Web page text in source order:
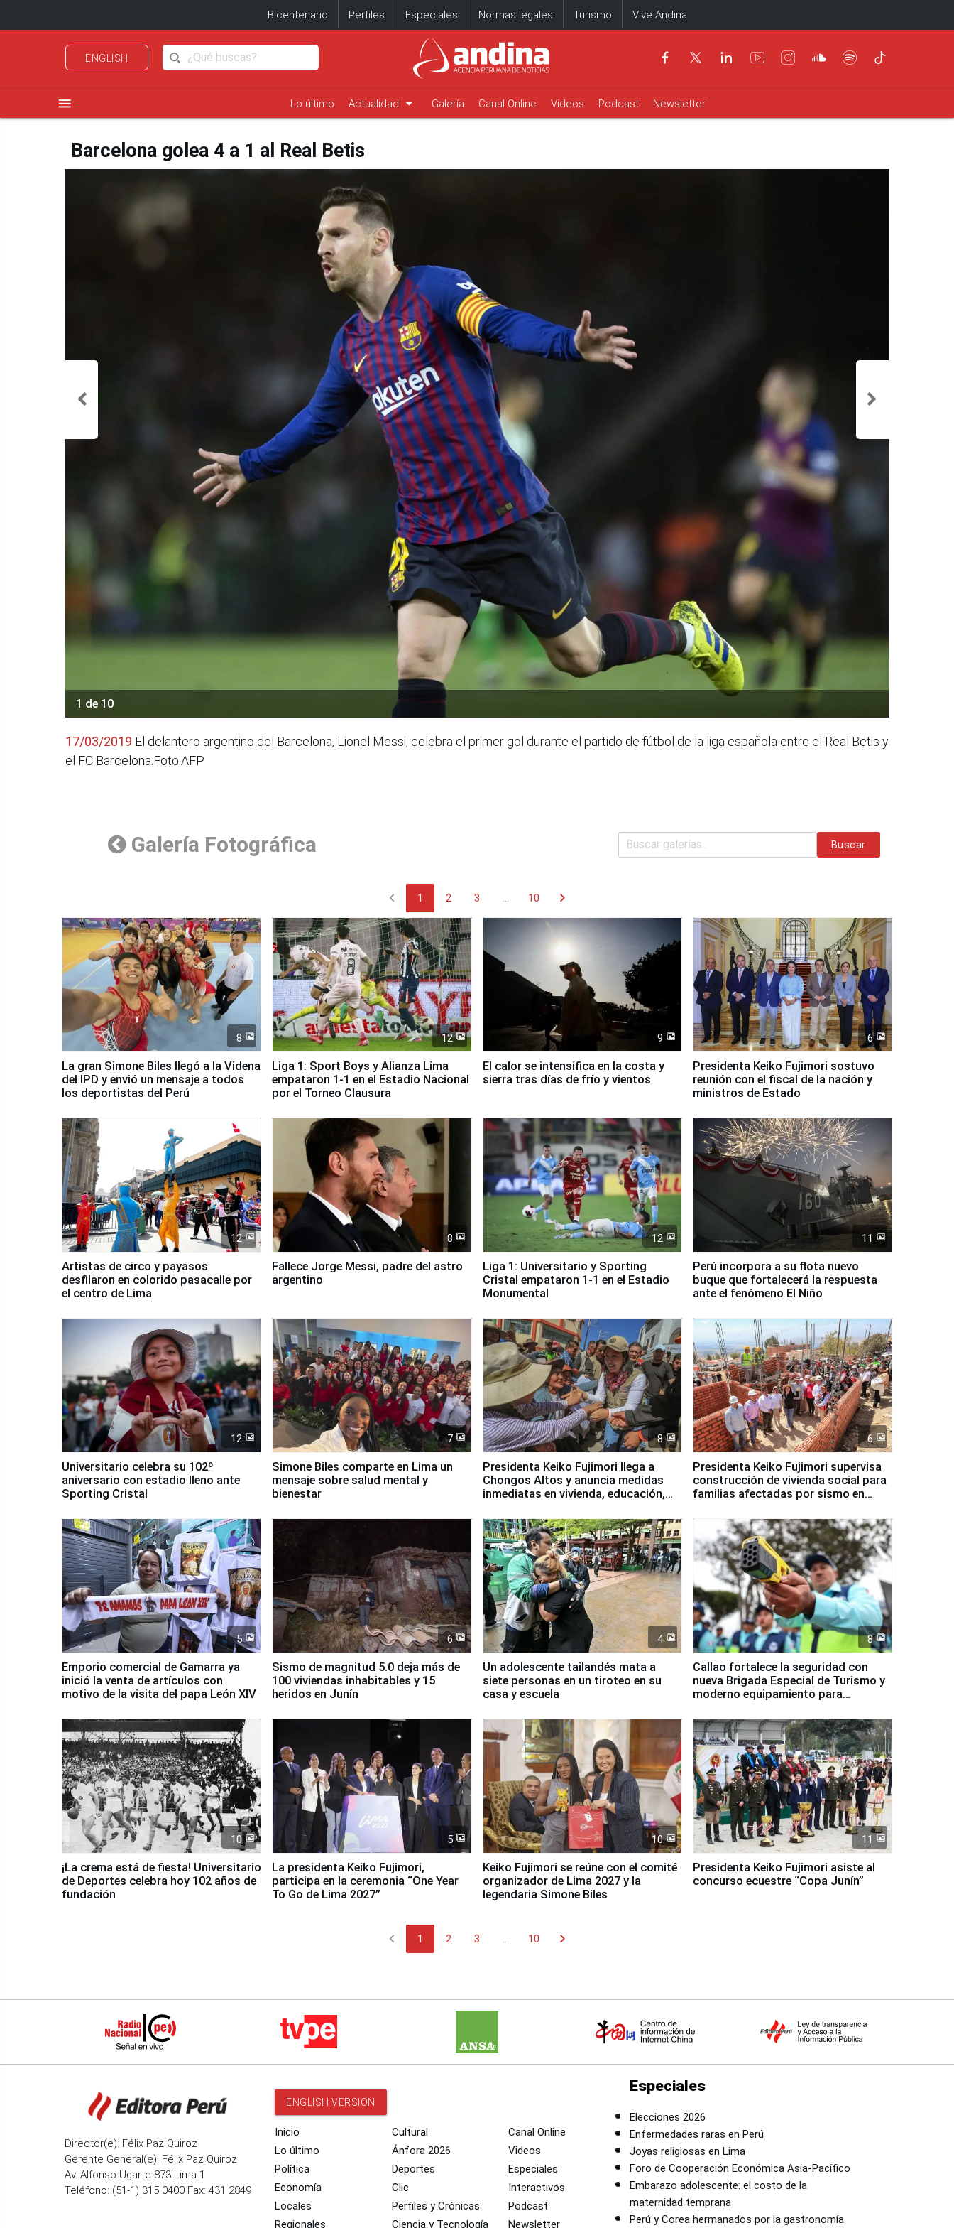
Bicentenario Perfiles Especiales Normas legales Turismo Vive Andina
ENGLISH
menu Lo último Actualidad arrow_drop_down Galería Canal Online Videos Podcast Newsletter
Barcelona golea 4 a 1 al Real Betis
1 de 10
17/03/2019 El delantero argentino del Barcelona, Lionel Messi, celebra el primer gol durante el partido de fútbol de la liga española entre el Real Betis y
el FC Barcelona.Foto:AFP
Galería Fotográfica Buscar
chevron_left 1 2 3 10 chevron_right
8
La gran Simone Biles llegó a la Videna
del IPD y envió un mensaje a todos
los deportistas del Perú
12
Liga 1: Sport Boys y Alianza Lima
empataron 1-1 en el Estadio Nacional
por el Torneo Clausura
9
El calor se intensifica en la costa y
sierra tras días de frío y vientos
6
Presidenta Keiko Fujimori sostuvo
reunión con el fiscal de la nación y
ministros de Estado
12
Artistas de circo y payasos
desfilaron en colorido pasacalle por
el centro de Lima
8
Fallece Jorge Messi, padre del astro
argentino
12
Liga 1: Universitario y Sporting
Cristal empataron 1-1 en el Estadio
Monumental
11
Perú incorpora a su flota nuevo
buque que fortalecerá la respuesta
ante el fenómeno El Niño
12
Universitario celebra su 102º
aniversario con estadio lleno ante
Sporting Cristal
7
Simone Biles comparte en Lima un
mensaje sobre salud mental y
bienestar
8
Presidenta Keiko Fujimori llega a
Chongos Altos y anuncia medidas
inmediatas en vivienda, educación,
6
Presidenta Keiko Fujimori supervisa
construcción de vivienda social para
familias afectadas por sismo en
5
Emporio comercial de Gamarra ya
inició la venta de artículos con
motivo de la visita del papa León XIV
6
Sismo de magnitud 5.0 deja más de
100 viviendas inhabitables y 15
heridos en Junín
4
Un adolescente tailandés mata a
siete personas en un tiroteo en su
casa y escuela
8
Callao fortalece la seguridad con
nueva Brigada Especial de Turismo y
moderno equipamiento para
10
¡La crema está de fiesta! Universitario
de Deportes celebra hoy 102 años de
fundación
5
La presidenta Keiko Fujimori,
participa en la ceremonia “One Year
To Go de Lima 2027”
10
Keiko Fujimori se reúne con el comité
organizador de Lima 2027 y la
legendaria Simone Biles
11
Presidenta Keiko Fujimori asiste al
concurso ecuestre “Copa Junín”
chevron_left 1 2 3 10 chevron_right
Director(e): Félix Paz Quiroz
Gerente General(e): Félix Paz Quiroz
Av. Alfonso Ugarte 873 Lima 1
Teléfono: (51-1) 315 0400 Fax: 431 2849
ENGLISH VERSION
Inicio
Lo último
Política
Economía
Locales
Regionales
Cultural
Ánfora 2026
Deportes
Clic
Perfiles y Crónicas
Ciencia y Tecnología
Canal Online
Videos
Especiales
Interactivos
Podcast
Newsletter
Especiales
Elecciones 2026
Enfermedades raras en Perú
Joyas religiosas en Lima
Foro de Cooperación Económica Asia-Pacífico
Embarazo adolescente: el costo de la
maternidad temprana
Perú y Corea hermanados por la gastronomía